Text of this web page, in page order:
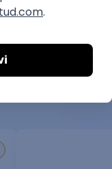
Telohranitelj